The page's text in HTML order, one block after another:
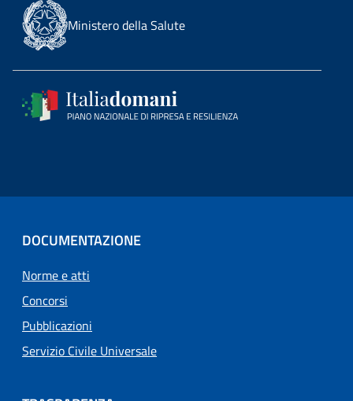
Ministero della Salute
DOCUMENTAZIONE
Norme e atti
Concorsi
Pubblicazioni
Servizio Civile Universale